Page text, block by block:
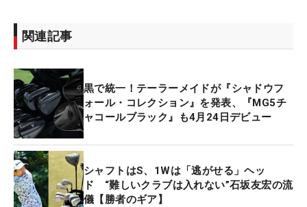
関連記事
黒で統一！テーラーメイドが『シャドウフ
ォール・コレクション』を発表、『MG5チ
ャコールブラック』も4月24日デビュー
シャフトはS、1Wは「逃がせる」ヘッ
ド “難しいクラブは入れない”石坂友宏の流
儀【勝者のギア】